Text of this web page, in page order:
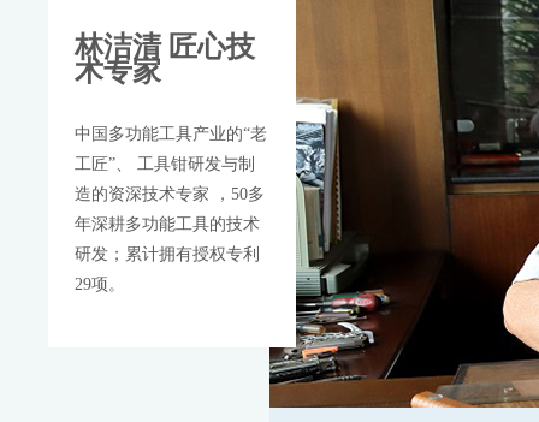
林洁清 匠心技
术专家
中国多功能工具产业的“老
工匠”、 工具钳研发与制
造的资深技术专家 ，50多
年深耕多功能工具的技术
研发；累计拥有授权专利
29项。